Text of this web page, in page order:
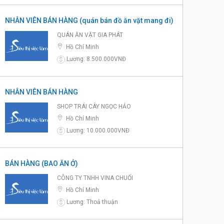
NHÂN VIÊN BÁN HÀNG (quán bán đồ ăn vặt mang đi)
QUÁN ĂN VẶT GIA PHÁT
Hồ Chí Minh
$
Lương: 8.500.000VNĐ
NHÂN VIÊN BÁN HÀNG
SHOP TRÁI CÂY NGỌC HẢO
Hồ Chí Minh
$
Lương: 10.000.000VNĐ
BÁN HÀNG (BAO ĂN Ở)
CÔNG TY TNHH VINA CHUỐI
Hồ Chí Minh
$
Lương: Thoả thuận